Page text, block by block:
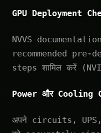
GPU Deployment
NVVS
recommended
steps शामिल करें
Power और Cooling
अपने circuits,